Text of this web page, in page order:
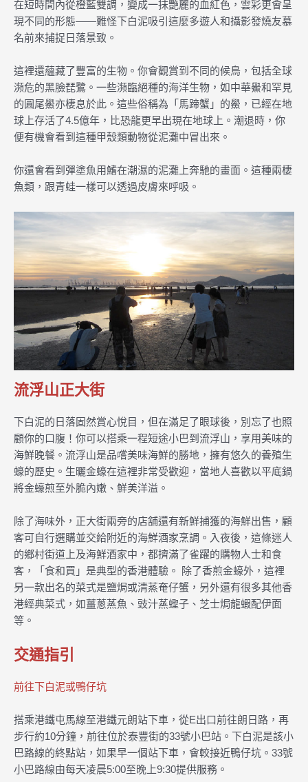
在短時間內從橙藍雙調，變成一抹艷麗的血紅色，雲彩更會呈
現不同的形態——難怪下白泥吸引這麼多遊人和攝影發燒友慕
名前來捕捉日落景致。
這裡還蘊藏了豐富的生物。你會觀賞到不同的候鳥，包括全球
瀕危的黑臉琵鷺。一些瀕臨絕種的海洋生物，如中華鱟和罕見
的圓尾鱟亦棲息於此。這些俗稱為「馬蹄蟹」的鱟，已經在地
球上存活了4.5億年，比恐龍更早出現在地球上。潮退時，你
便有機會看到這種甲殼類動物從泥灘中冒出來。
你還會看到彈塗魚用鰭在潮濕的泥灘上奔馳的畫面。這種兩棲
魚類，跟青蛙一樣可以透過皮膚來呼吸。
流浮山正大街
下白泥的日落固然賞心悅目，但在滿足了眼球後，別忘了也照
顧你的口腹！你可以搭乘一程短途小巴到流浮山，享用美味的
海鮮晚餐。流浮山是品嚐美味海鮮的勝地，擁有悠久的養殖生
蠔的歷史。生曬金蠔在這裡非常受歡迎，當地人喜歡以平底鍋
將金蠔煎至外脆內嫩、鮮美洋溢。
除了海味外，正大街兩旁的店舖還有新鮮捕獲的海鮮出售，顧
客可自行選購並交給附近的海鮮酒家烹調。入夜後，這條迷人
的鄉村街道上及海鮮酒家中，都擠滿了雀躍的購物人士和食
客，「食和買」是典型的香港體驗。 除了香煎金蠔外，這裡
另一款出名的菜式是鹽焗或清蒸奄仔蟹，另外還有很多其他香
港經典菜式，如薑蔥蒸魚、豉汁蒸蟶子、芝士焗龍蝦配伊面
等。
交通指引
前往下白泥或鴨仔坑
搭乘港鐵屯馬線至港鐵元朗站下車，從E出口前往朗日路，再
步行約10分鐘，前往位於泰豐街的33號小巴站。下白泥是該小
巴路線的終點站，如果早一個站下車，會較接近鴨仔坑。33號
小巴路線由每天凌晨5:00至晚上9:30提供服務。